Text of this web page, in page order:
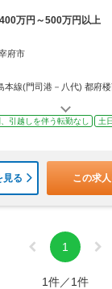
400万円～500万円以上
府市
本線(門司港－八代) 都府
引越しを伴う転勤なし
土
見る この求
1
1件／1件